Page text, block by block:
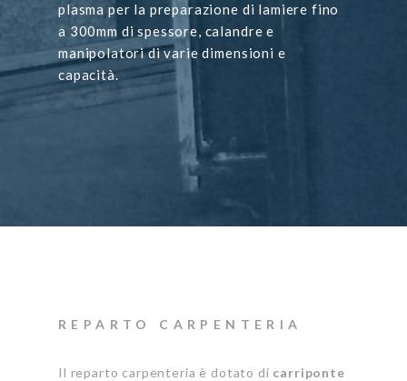
plasma per la preparazione di lamiere fino
a 300mm di spessore, calandre e
manipolatori di varie dimensioni e
capacità.
REPARTO CARPENTERIA
Il reparto carpenteria è dotato di carriponte